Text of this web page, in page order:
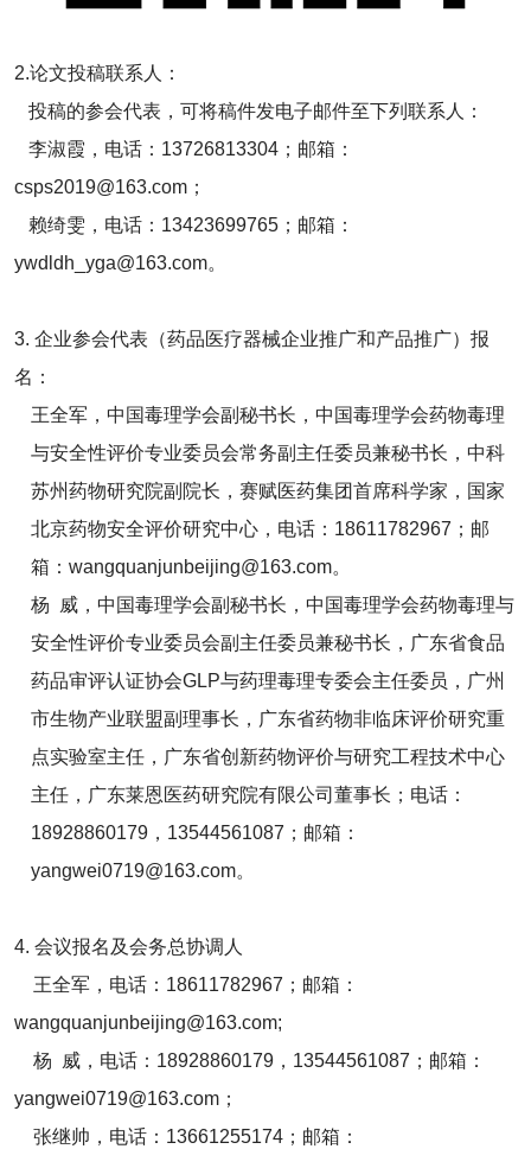
2.论文投稿联系人：
投稿的参会代表，可将稿件发电子邮件至下列联系人：
李淑霞，电话：13726813304；邮箱：
csps2019@163.com；
赖绮雯，电话：13423699765；邮箱：
ywdldh_yga@163.com。
3. 企业参会代表（药品医疗器械企业推广和产品推广）报
名：
王全军，中国毒理学会副秘书长，中国毒理学会药物毒理
与安全性评价专业委员会常务副主任委员兼秘书长，中科
苏州药物研究院副院长，赛赋医药集团首席科学家，国家
北京药物安全评价研究中心，电话：18611782967；邮
箱：wangquanjunbeijing@163.com。
杨 威，中国毒理学会副秘书长，中国毒理学会药物毒理与
安全性评价专业委员会副主任委员兼秘书长，广东省食品
药品审评认证协会GLP与药理毒理专委会主任委员，广州
市生物产业联盟副理事长，广东省药物非临床评价研究重
点实验室主任，广东省创新药物评价与研究工程技术中心
主任，广东莱恩医药研究院有限公司董事长；电话：
18928860179，13544561087；邮箱：
yangwei0719@163.com。
4. 会议报名及会务总协调人
王全军，电话：18611782967；邮箱：
wangquanjunbeijing@163.com;
杨 威，电话：18928860179，13544561087；邮箱：
yangwei0719@163.com；
张继帅，电话：13661255174；邮箱：